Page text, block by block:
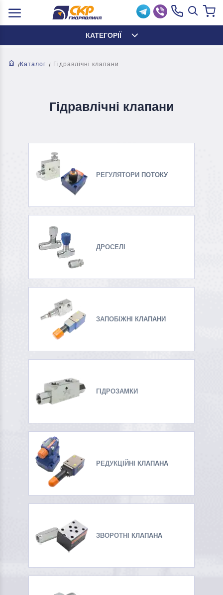
КАТЕГОРІЇ
Каталог Гідравлічні клапани
Гідравлічні клапани
РЕГУЛЯТОРИ ПОТОКУ
ДРОСЕЛІ
ЗАПОБІЖНІ КЛАПАНИ
ГІДРОЗАМКИ
РЕДУКЦІЙНІ КЛАПАНА
ЗВОРОТНІ КЛАПАНА